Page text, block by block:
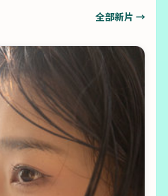
全部新片 →